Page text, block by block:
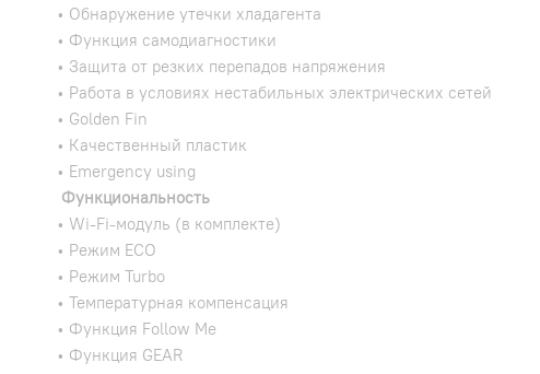
• Обнаружение утечки хладагента
• Функция самодиагностики
• Защита от резких перепадов напряжения
• Работа в условиях нестабильных электрических сетей
• Golden Fin
• Качественный пластик
• Emergency using
Функциональность
• Wi-Fi-модуль (в комплекте)
• Режим ECO
• Режим Turbo
• Температурная компенсация
• Функция Follow Me
• Функция GEAR